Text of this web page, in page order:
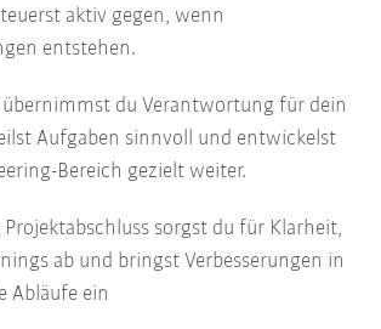
aktiv gegen, wenn
entstehen.
du Verantwortung für dein
Aufgaben sinnvoll und entwickelst
Bereich gezielt weiter.
sorgst du für Klarheit,
ab und bringst Verbesserungen in
Abläufe ein